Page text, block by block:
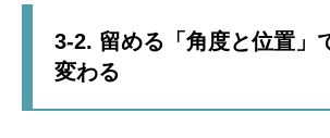
3-2. 留める「角度と位置」
変わる